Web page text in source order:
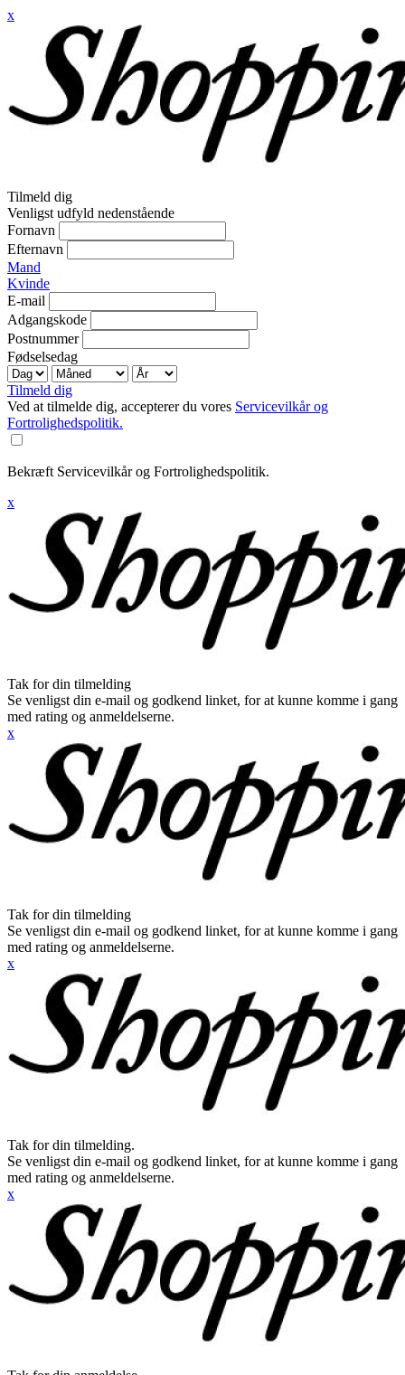
x
Tilmeld dig
Venligst udfyld nedenstående
Fornavn
Efternavn
Mand
Kvinde
E-mail
Adgangskode
Postnummer
Fødselsedag
Tilmeld dig
Ved at tilmelde dig, accepterer du vores Servicevilkår og
Fortrolighedspolitik.
Bekræft Servicevilkår og Fortrolighedspolitik.
x
Tak for din tilmelding
Se venligst din e-mail og godkend linket, for at kunne komme i gang
med rating og anmeldelserne.
x
Tak for din tilmelding
Se venligst din e-mail og godkend linket, for at kunne komme i gang
med rating og anmeldelserne.
x
Tak for din tilmelding.
Se venligst din e-mail og godkend linket, for at kunne komme i gang
med rating og anmeldelserne.
x